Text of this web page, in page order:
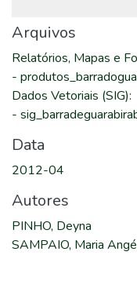
Arquivos
Relatórios, Mapas e
-
Dados Vetoriais (SIG):
-
Data
2012-04
Autores
PINHO, Deyna
SAMPAIO, Maria